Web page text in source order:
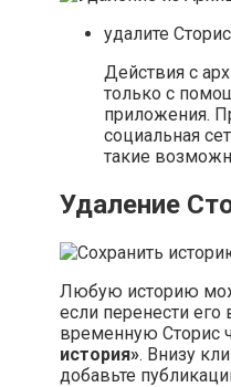
удалите
Действия с
только с
приложения.
социальная
такие
Удаление
Любую историю
если перенести его
временную Сторис
история». Внизу
добавьте